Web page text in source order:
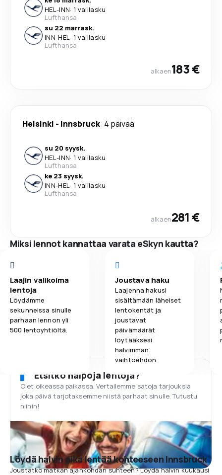
HEL-INN· 1 välilasku
Lufthansa
su 22 marrask.
INN-HEL· 1 välilasku
Lufthansa
alkaen183 €
Helsinki - Innsbruck 4 päivää
su 20 syysk.
HEL-INN· 1 välilasku
Lufthansa
ke 23 syysk.
INN-HEL· 1 välilasku
Lufthansa
alkaen281 €
Miksi lennot kannattaa varata eSkyn kautta?
Laajin valikoima
lentoja
Löydämme
sekunneissa sinulle
parhaan lennon yli
500 lentoyhtiöltä.
Joustava haku
Laajenna hakusi
sisältämään läheiset
lentokentät ja
joustavat
päivämäärät
löytääksesi
halvimman
vaihtoehdon.
Etsitkö halpoja lentoja?
Olet oikeassa paikassa. Vertailemme satoja tarjouksia
joka päivä tarjotaksemme niistä parhaat sinulle. Tutustu
niihin!
Löydä halvin aika lentää kohteeseen Innsbruck
Joustatko matkan ajankohdan suhteen? Löydä halvin kuukausi